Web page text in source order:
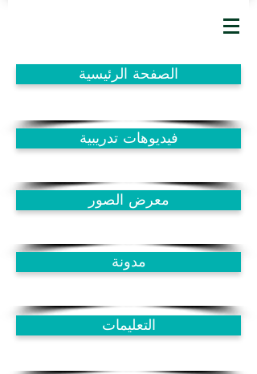
الصفحة الرئيسية
فيديوهات تدريبية
معرض الصور
مدونة
التعليمات